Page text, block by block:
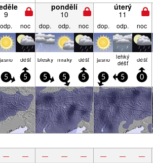
9
pondělí
10
úterý
11
odp. noc dop. odp. noc dop. odp. noc
jasno déšť blesky mraky déšť jasno lehký
déšť déšť
5 5 5 5 5 5 5 0
— — — — — — — —